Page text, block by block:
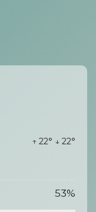
↑ 22° ↓ 22°
53%